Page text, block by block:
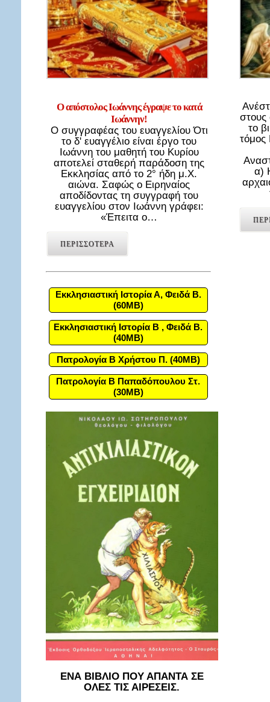
Ο απόστολος Ιωάννης έγραψε το κατά
Ιωάννην!
Ο συγγραφέας του ευαγγελίου Ότι
το δ' ευαγγέλιο είναι έργο του
Ιωάννη του μαθητή του Κυρίου
αποτελεί σταθερή παράδοση της
Εκκλησίας από το 2° ήδη μ.Χ.
αιώνα. Σαφώς ο Ειρηναίος
αποδίδοντας τη συγγραφή του
ευαγγελίου στον Ιωάννη γράφει:
«Έπειτα ο…
ΠΕΡΙΣΣΟΤΕΡΑ
Εκκλησιαστική Ιστορία Α, Φειδά Β.
(60MB)
Εκκλησιαστική Ιστορία Β , Φειδά Β.
(40MB)
Πατρολογία Β Χρήστου Π. (40MB)
Πατρολογία Β Παπαδόπουλου Στ.
(30MB)
ΕΝΑ ΒΙΒΛΙΟ ΠΟΥ ΑΠΑΝΤΑ ΣΕ
ΟΛΕΣ ΤΙΣ ΑΙΡΕΣΕΙΣ.
στους
το
α)